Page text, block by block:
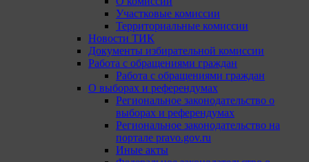
Участковые комиссии
Территориальные комиссии
Новости ТИК
Документы избирательной комиссии
Работа с обращениями граждан
Работа с обращениями граждан
О выборах и референдумах
Региональное законодательство о
выборах и референдумах
Региональное законодательство на
портале pravo.gov.ru
Иные акты